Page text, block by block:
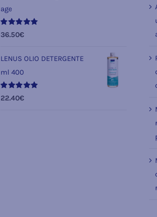
age
Valutato
36.50€
LENUS OLIO DETERGENTE
ml 400
Valutato
22.40€